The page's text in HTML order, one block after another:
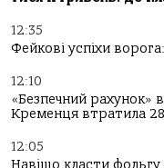
12:35
Фейкові успіхи
12:10
«Безпечний рахунок»
Кременця втратила
12:05
Навіщо класти